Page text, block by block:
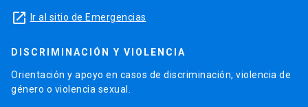
launch Ir al sitio de Emergencias
DISCRIMINACIÓN Y VIOLENCIA
Orientación y apoyo en casos de discriminación, violencia de
género o violencia sexual.